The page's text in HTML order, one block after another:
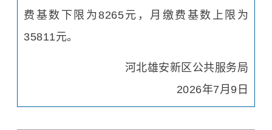
费基数下限为8265元，月缴费基数上限为
35811元。
河北雄安新区公共服务局
2026年7月9日